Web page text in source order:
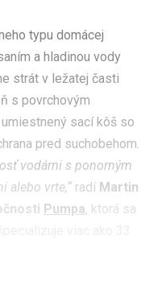
typu domácej
a hladinou vody
strát v ležatej časti
s povrchovým
sací kôš so
pred suchobehom.
vodárni s ponorným
alebo vrte,“radí Martin
Pumpa, ktorá sa